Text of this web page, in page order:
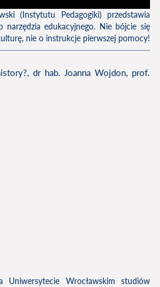
(Instytutu Pedagogiki) przedstawia
edukacyjnego. Nie bójcie się
nie o instrukcje pierwszej pomocy!
dr hab. Joanna Wojdon, prof.
Uniwersytecie Wrocławskim studiów